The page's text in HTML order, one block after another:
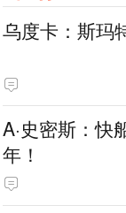
乌度卡：斯玛
A·史密斯：快
年！